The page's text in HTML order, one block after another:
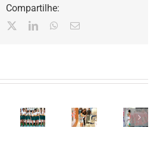
Compartilhe:
Facebook LinkedInWhatsApp
E-
Petrobras
–
Salão
Nestlé
–
Aché
–